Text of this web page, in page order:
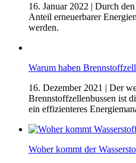
16. Januar 2022 | Durch
Anteil erneuerbarer
werden.
Warum haben
16. Dezember 2021 | Der
Brennstoffzellenbussen ist
ein effizienteres
Woher kommt der